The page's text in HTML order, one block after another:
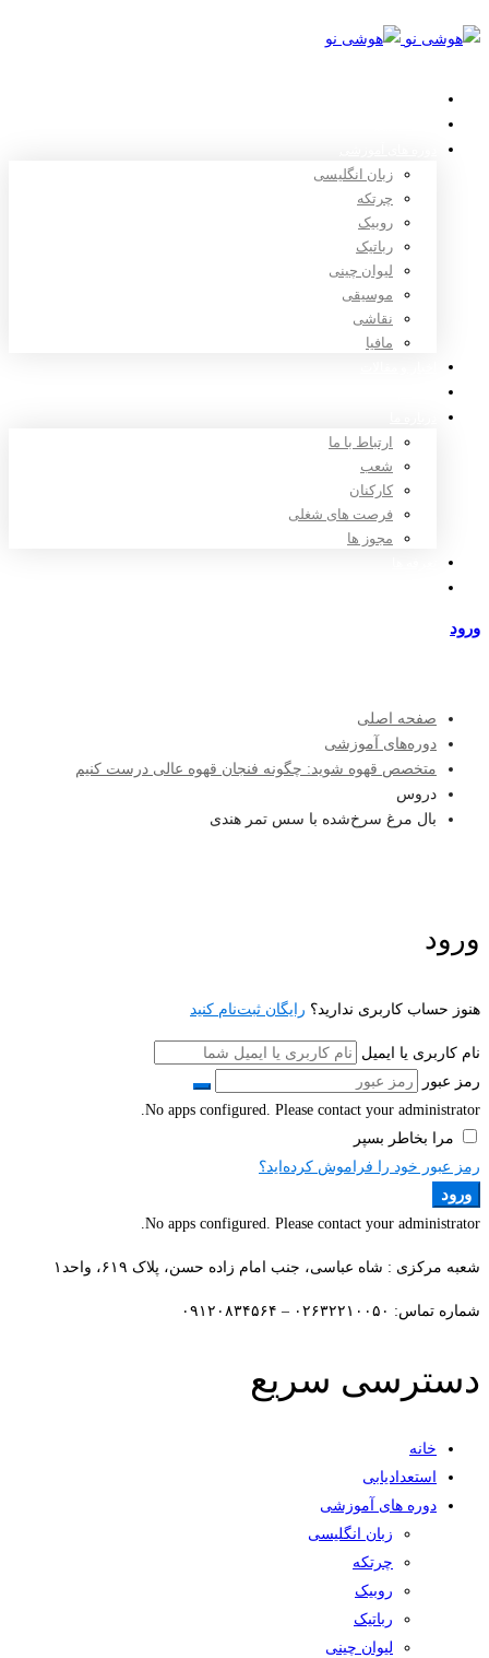
زبان انگلیسی
چرتکه
روبیک
رباتیک
لیوان چینی
موسیقی
نقاشی
مافیا
ارتباط با ما
شعب
کارکنان
فرصت های شغلی
مجوز ها
ورود
صفحه اصلی
دوره‌های آموزشی
متخصص قهوه شوید: چگونه فنجان قهوه عالی درست کنیم
دروس
بال مرغ سرخ‌شده با سس تمر هندی
ورود
هنوز حساب کاربری ندارید؟ رایگان ثبت‌نام کنید
نام کاربری یا ایمیل
رمز عبور
No apps configured. Please contact your administrator.
مرا بخاطر بسپر
رمز عبور خود را فراموش کرده‌اید؟
ورود
No apps configured. Please contact your administrator.
شعبه مرکزی : شاه عباسی، جنب امام زاده حسن، پلاک ۶۱۹، واحد۱​
شماره تماس: ۰۲۶۳۲۲۱۰۰۵۰ – ۰۹۱۲۰۸۳۴۵۶۴
دسترسی سریع
خانه
استعدادیابی
دوره های آموزشی
زبان انگلیسی
چرتکه
روبیک
رباتیک
لیوان چینی